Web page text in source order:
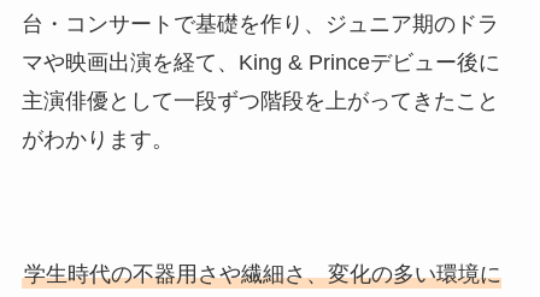
台・コンサートで基礎を作り、ジュニア期のドラ
マや映画出演を経て、King & Princeデビュー後に
主演俳優として一段ずつ階段を上がってきたこと
がわかります。
学生時代の不器用さや繊細さ、変化の多い環境に